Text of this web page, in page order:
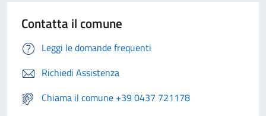
Contatta il comune
Leggi le domande frequenti
Richiedi Assistenza
Chiama il comune +39 0437 721178